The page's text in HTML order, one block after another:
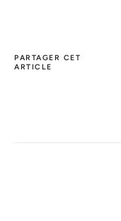
PARTAGER CET
ARTICLE